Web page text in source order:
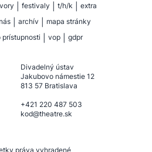
festivaly t/h/k
extra
archív
mapa stránky
vop gdpr
Divadelný ústav
Jakubovo námestie 12
813 57 Bratislava
+421 220 487 503
kod@theatre.sk
práva vyhradené